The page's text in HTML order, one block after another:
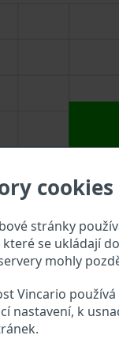
cookies
stránky
se ukládají
mohly
Vincario
nastavení, k
do